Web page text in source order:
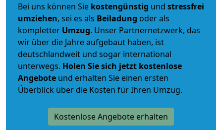
Bei uns können Sie kostengünstig und stressfrei
umziehen, sei es als Beiladung oder als
kompletter Umzug. Unser Partnernetzwerk, das
wir über die Jahre aufgebaut haben, ist
deutschlandweit und sogar international
unterwegs. Holen Sie sich jetzt kostenlose
Angebote und erhalten Sie einen ersten
Überblick über die Kosten für Ihren Umzug.
Kostenlose Angebote erhalten